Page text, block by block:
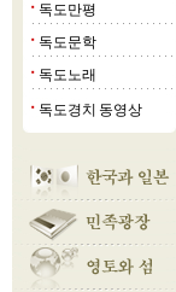
■ 독도만평
■ 독도문학
■ 독도노래
■ 독도경치 동영상